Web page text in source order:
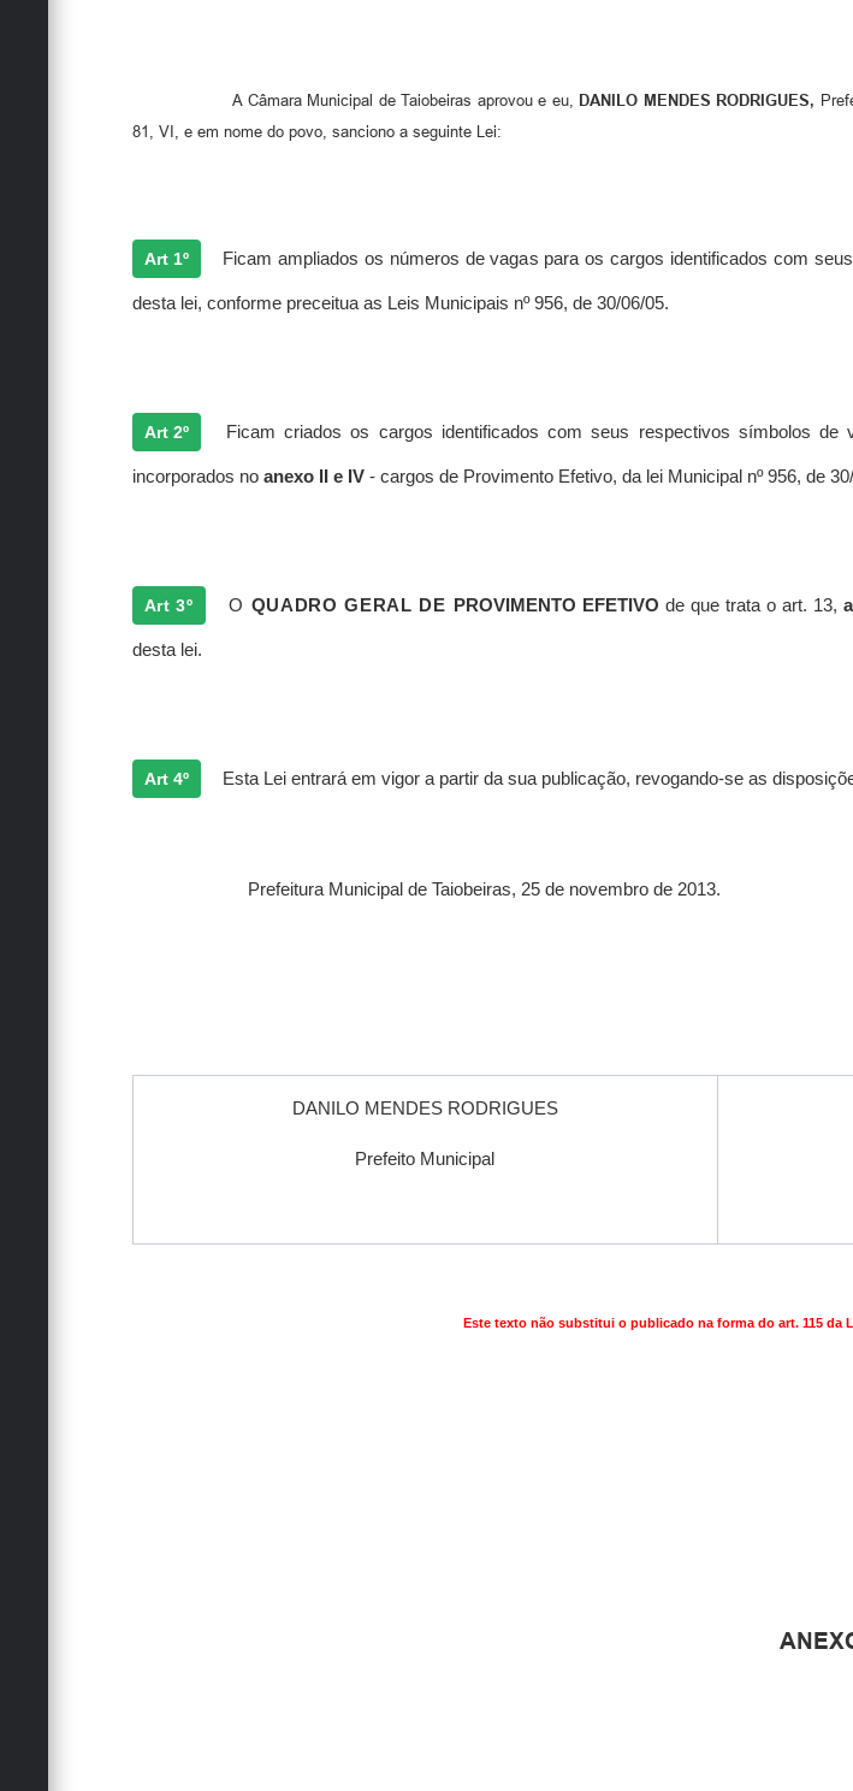
A Câmara Municipal de Taiobeiras aprovou e eu, DANILO MENDES RODRIGUES,
81, VI, e em nome do povo, sanciono a seguinte Lei:
Art 1º Ficam ampliados os números de vagas para os cargos identificados com
desta lei, conforme preceitua as Leis Municipais nº 956, de 30/06/05.
Art 2º Ficam criados os cargos identificados com seus respectivos símbolos
incorporados no anexo II e IV- cargos de Provimento Efetivo, da lei Municipal nº 956, de
Art 3º O QUADRO GERAL DE PROVIMENTO EFETIVO de que trata o art. 13,
desta lei.
Art 4º Esta Lei entrará em vigor a partir da sua publicação, revogando-se as
Prefeitura Municipal de Taiobeiras, 25 de novembro de 2013.
DANILO MENDES RODRIGUES
Prefeito Municipal
Este texto não substitui o publicado na forma do art. 115